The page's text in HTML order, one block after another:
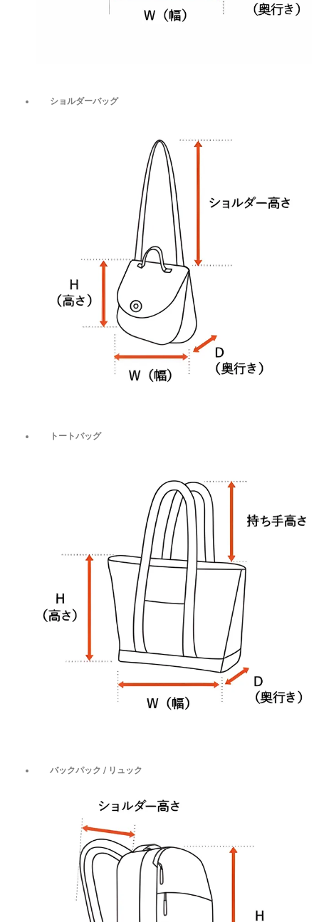
ショルダーバッグ
トートバッグ
バックパック / リュック